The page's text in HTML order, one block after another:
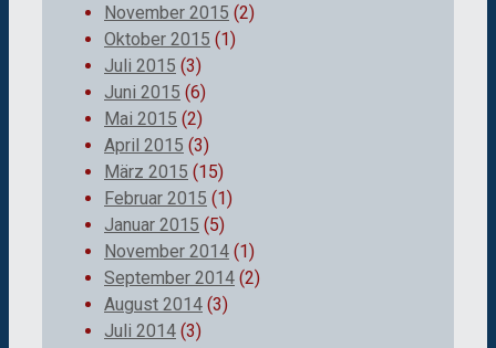
November 2015 (2)
Oktober 2015 (1)
Juli 2015 (3)
Juni 2015 (6)
Mai 2015 (2)
April 2015 (3)
März 2015 (15)
Februar 2015 (1)
Januar 2015 (5)
November 2014 (1)
September 2014 (2)
August 2014 (3)
Juli 2014 (3)